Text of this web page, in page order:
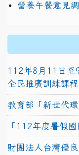
營養午餐意見
112年8月11日至
全民推廣訓練課
教育部「新世代
「112年度暑假
財團法人台灣優